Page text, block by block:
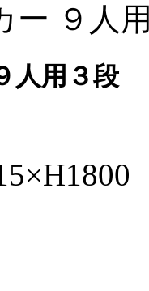
ー ９人
人用３段